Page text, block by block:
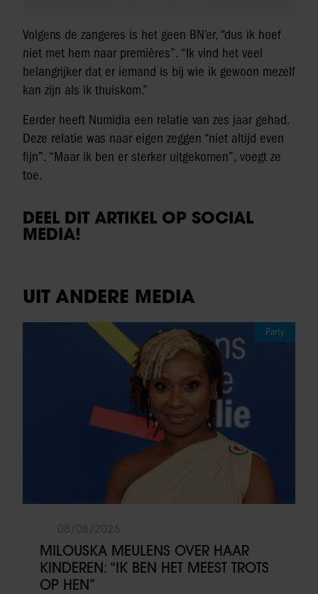
Volgens de zangeres is het geen BN’er, “dus ik hoef
niet met hem naar premières”. “Ik vind het veel
belangrijker dat er iemand is bij wie ik gewoon mezelf
kan zijn als ik thuiskom.”
Eerder heeft Numidia een relatie van zes jaar gehad.
Deze relatie was naar eigen zeggen “niet altijd even
fijn”. “Maar ik ben er sterker uitgekomen”, voegt ze
toe.
DEEL DIT ARTIKEL OP SOCIAL
MEDIA!
UIT ANDERE MEDIA
Party
MILOUSKA MEULENS OVER HAAR
KINDEREN: “IK BEN HET MEEST TROTS
OP HEN”